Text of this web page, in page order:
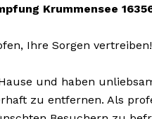
Krummensee
Ihre Sorgen vertreiben!
und haben
zu entfernen. Als